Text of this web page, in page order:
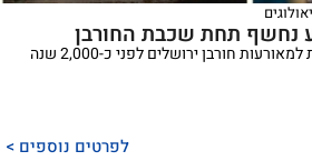
נחשף תחת שכבת החורבן
חורבן ירושלים לפני כ-2,000 שנה
לפרטים נוספים >